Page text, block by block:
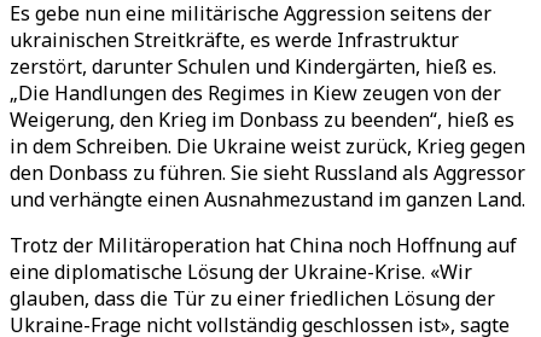
Es gebe nun eine militärische Aggression seitens der
ukrainischen Streitkräfte, es werde Infrastruktur
zerstört, darunter Schulen und Kindergärten, hieß es.
„Die Handlungen des Regimes in Kiew zeugen von der
Weigerung, den Krieg im Donbass zu beenden“, hieß es
in dem Schreiben. Die Ukraine weist zurück, Krieg gegen
den Donbass zu führen. Sie sieht Russland als Aggressor
und verhängte einen Ausnahmezustand im ganzen Land.
Trotz der Militäroperation hat China noch Hoffnung auf
eine diplomatische Lösung der Ukraine-Krise. «Wir
glauben, dass die Tür zu einer friedlichen Lösung der
Ukraine-Frage nicht vollständig geschlossen ist», sagte